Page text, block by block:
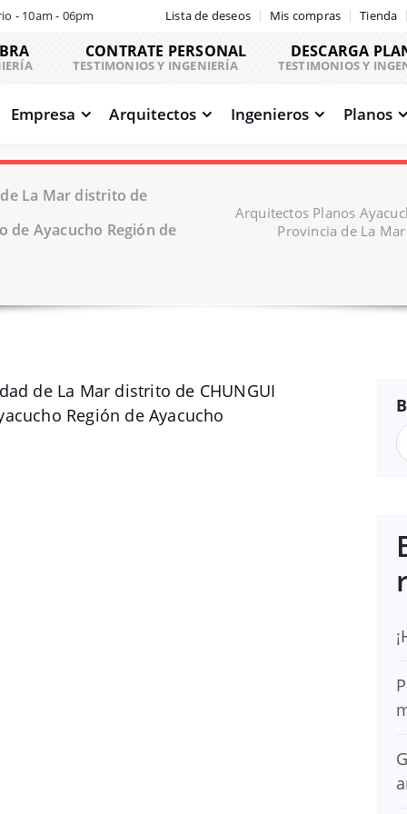
- 10am - 06pm Lista de deseos Mis compras Tienda
CONTRATE PERSONAL
TESTIMONIOS Y INGENIERÍA
DESCARGA
TESTIMONIOS Y
Empresa Arquitectos Ingenieros Planos
La Mar distrito de
de Ayacucho Región de
Arquitectos Planos
Provincia de La
de La Mar distrito de CHUNGUI
Región de Ayacucho